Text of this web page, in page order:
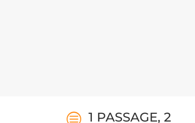
c 1 PASSAGE, 2